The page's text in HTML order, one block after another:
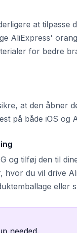
at tilpasse
AliExpress'
for bedre
at den åbner
på både iOS og
og tilføj den til
hvor du vil drive
eller
needed.